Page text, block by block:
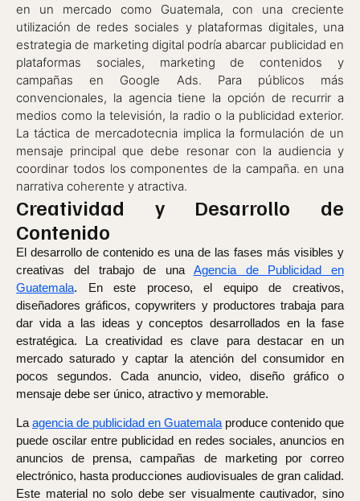
en un mercado como Guatemala, con una creciente
utilización de redes sociales y plataformas digitales, una
estrategia de marketing digital podría abarcar publicidad en
plataformas sociales, marketing de contenidos y
campañas en Google Ads. Para públicos más
convencionales, la agencia tiene la opción de recurrir a
medios como la televisión, la radio o la publicidad exterior.
La táctica de mercadotecnia implica la formulación de un
mensaje principal que debe resonar con la audiencia y
coordinar todos los componentes de la campaña. en una
narrativa coherente y atractiva.
Creatividad y Desarrollo de
Contenido
El desarrollo de contenido es una de las fases más visibles y
creativas del trabajo de una Agencia de Publicidad en
Guatemala. En este proceso, el equipo de creativos,
diseñadores gráficos, copywriters y productores trabaja para
dar vida a las ideas y conceptos desarrollados en la fase
estratégica. La creatividad es clave para destacar en un
mercado saturado y captar la atención del consumidor en
pocos segundos. Cada anuncio, video, diseño gráfico o
mensaje debe ser único, atractivo y memorable.
La agencia de publicidad en Guatemala produce contenido que
puede oscilar entre publicidad en redes sociales, anuncios en
anuncios de prensa, campañas de marketing por correo
electrónico, hasta producciones audiovisuales de gran calidad.
Este material no solo debe ser visualmente cautivador, sino